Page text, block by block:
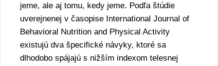
jeme, ale aj tomu, kedy jeme. Podľa štúdie
uverejnenej v časopise International Journal of
Behavioral Nutrition and Physical Activity
existujú dva špecifické návyky, ktoré sa
dlhodobo spájajú s nižším indexom telesnej